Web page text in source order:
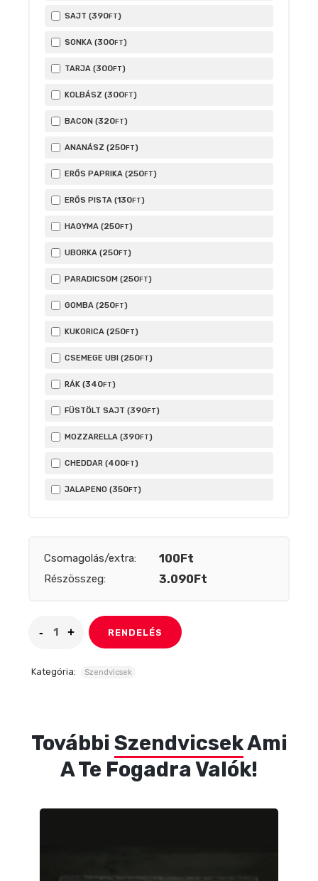
SAJT (390FT)
SONKA (300FT)
TARJA (300FT)
KOLBÁSZ (300FT)
BACON (320FT)
ANANÁSZ (250FT)
ERŐS PAPRIKA (250FT)
ERŐS PISTA (130FT)
HAGYMA (250FT)
UBORKA (250FT)
PARADICSOM (250FT)
GOMBA (250FT)
KUKORICA (250FT)
CSEMEGE UBI (250FT)
RÁK (340FT)
FÜSTÖLT SAJT (390FT)
MOZZARELLA (390FT)
CHEDDAR (400FT)
JALAPENO (350FT)
Csomagolás/extra: 100Ft
Részösszeg: 3.090Ft
RENDELÉS
Kategória: Szendvicsek
További SzendvicsekAmi
A Te Fogadra Valók!